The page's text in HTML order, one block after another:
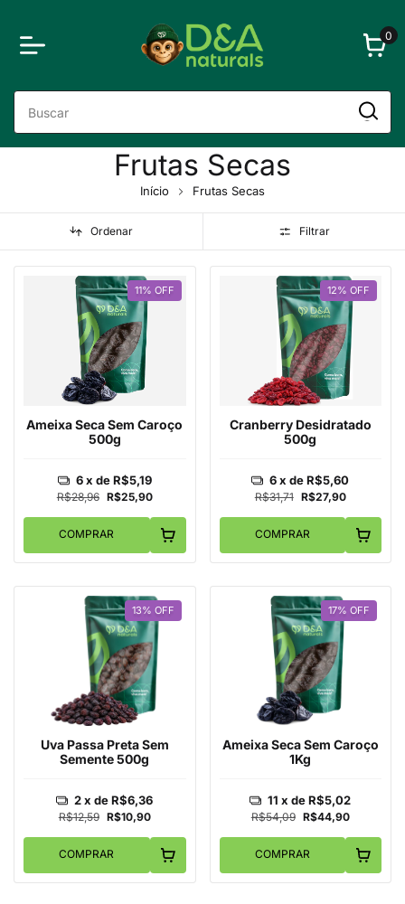
0
Frutas Secas
Início Frutas Secas
Ordenar Filtrar
11% OFF
Ameixa Seca Sem Caroço
500g
R$28,96 R$25,90
6 x deR$5,19
COMPRAR
12% OFF
Cranberry Desidratado
500g
R$31,71 R$27,90
6 x deR$5,60
COMPRAR
13% OFF
Uva Passa Preta Sem
Semente 500g
R$12,59 R$10,90
2 x deR$6,36
COMPRAR
17% OFF
Ameixa Seca Sem Caroço
1Kg
R$54,09 R$44,90
11 x deR$5,02
COMPRAR